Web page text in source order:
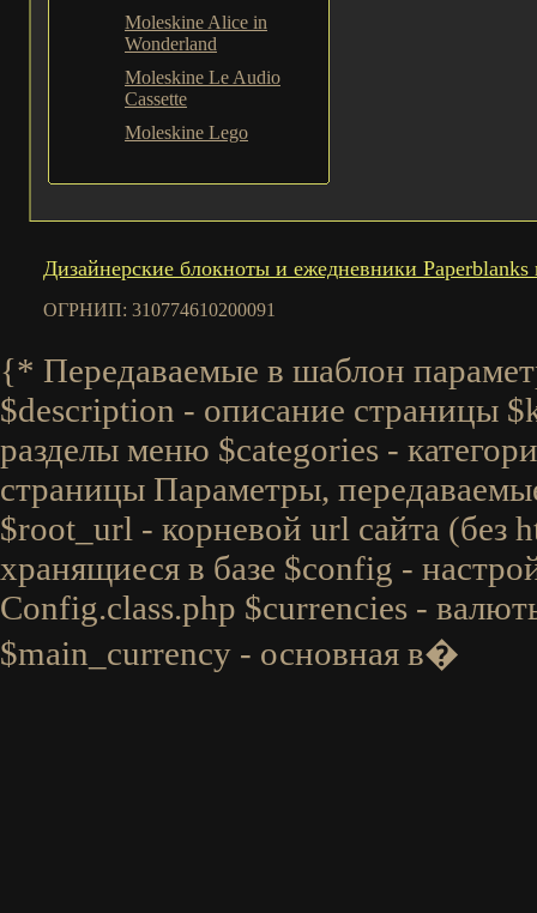
Moleskine Alice in
Wonderland
Moleskine Le Audio
Cassette
Moleskine Lego
Дизайнерские блокноты и ежедневники
ОГРНИП: 310774610200091
{* Передаваемые в шаблон
$description - описание страницы
разделы меню $categories -
страницы Параметры,
$root_url - корневой url сайта (без
хранящиеся в базе $config -
Config.class.php $currencies -
$main_currency - основная в�